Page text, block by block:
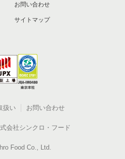
お問い合わせ
サイトマップ
扱い お問い合わせ
会社シンクロ・フード
Food Co., Ltd.